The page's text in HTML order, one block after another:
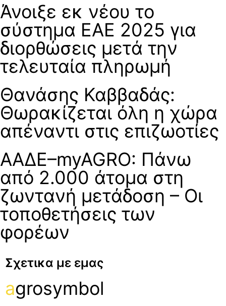
Άνοιξε εκ νέου το
σύστημα ΕΑΕ 2025 για
διορθώσεις μετά την
τελευταία πληρωμή
Θανάσης Καββαδάς:
Θωρακίζεται όλη η χώρα
απέναντι στις επιζωοτίες
ΑΑΔΕ–myAGRO: Πάνω
από 2.000 άτομα στη
ζωντανή μετάδοση – Οι
τοποθετήσεις των
φορέων
Σχετικα με εμας
agrosymbol